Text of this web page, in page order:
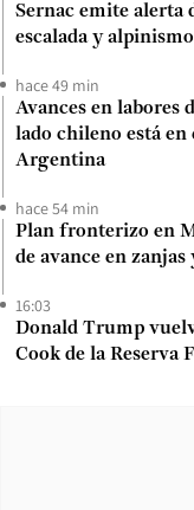
Sernac emite alerta
escalada y alpinismo
hace 49 min
Avances en labores
lado chileno está en
Argentina
hace 54 min
Plan fronterizo en
de avance en
16:03
Donald Trump
Cook de la Reserva